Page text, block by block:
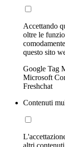
Accettando
oltre le
questo sito
Google Tag
Microsoft
Freshchat
Contenuti
altri